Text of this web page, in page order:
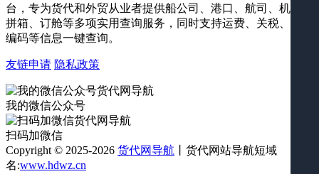
台，专为货代和外贸从业者提供船公司、港口、航司、机场、
拼箱、订舱等多项实用查询服务，同时支持运费、关税、海关
编码等信息一键查询。
友链申请 隐私政策
我的微信公众号
扫码加微信
Copyright © 2025-2026 货代网导航 丨货代网站导航短域
名:www.hdwz.cn